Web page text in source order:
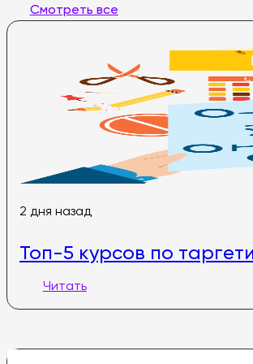
Смотреть все
2 дня назад
Топ-5 курсов по
Читать